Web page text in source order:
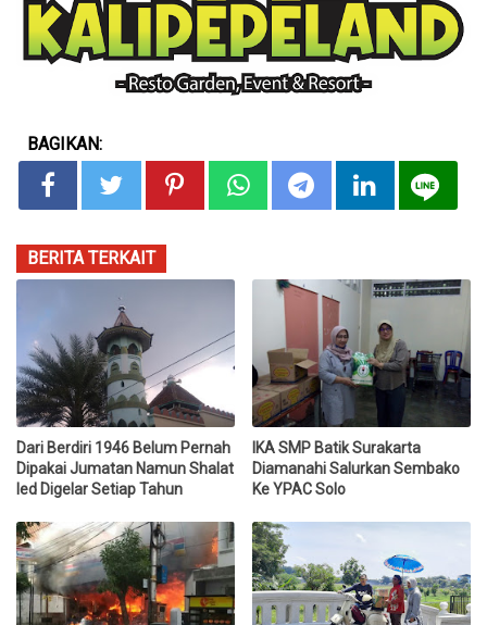
BAGIKAN:
BERITA TERKAIT
Dari Berdiri 1946 Belum Pernah
Dipakai Jumatan Namun Shalat
Ied Digelar Setiap Tahun
IKA SMP Batik Surakarta
Diamanahi Salurkan Sembako
Ke YPAC Solo